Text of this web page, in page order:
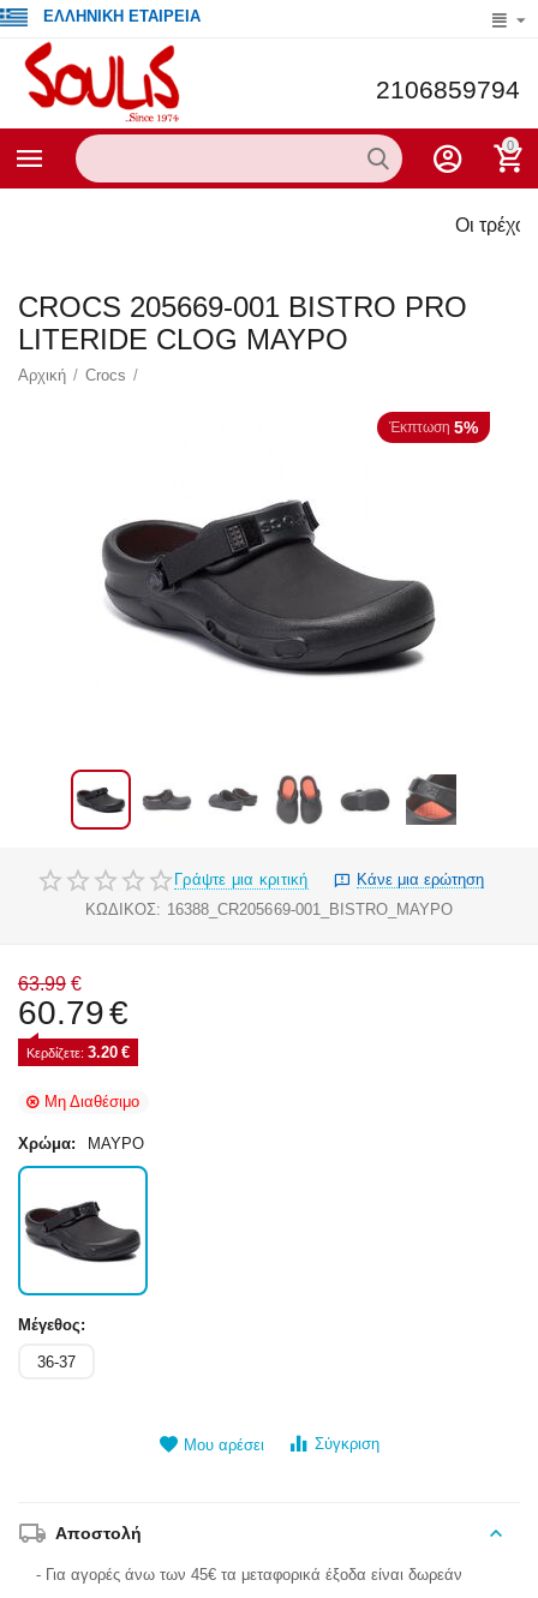
ΕΛΛΗΝΙΚΗ ΕΤΑΙΡΕΙΑ
2106859794
0
Οι τρέχουσες
CROCS 205669-001 BISTRO PRO
LITERIDE CLOG ΜΑΥΡΟ
Αρχική / Crocs /
Έκπτωση 5%
Γράψτε μια κριτική
Κάνε μια ερώτηση
ΚΩΔΙΚΟΣ: 16388_CR205669-001_BISTRO_ΜΑΥΡΟ
63.99 €
60.79€
Κερδίζετε: 3.20 €
Μη Διαθέσιμο
Χρώμα: ΜΑΥΡΟ
Μέγεθος:
36-37
Μου αρέσει Σύγκριση
Αποστολή
- Για αγορές άνω των 45€ τα μεταφορικά έξοδα είναι δωρεάν